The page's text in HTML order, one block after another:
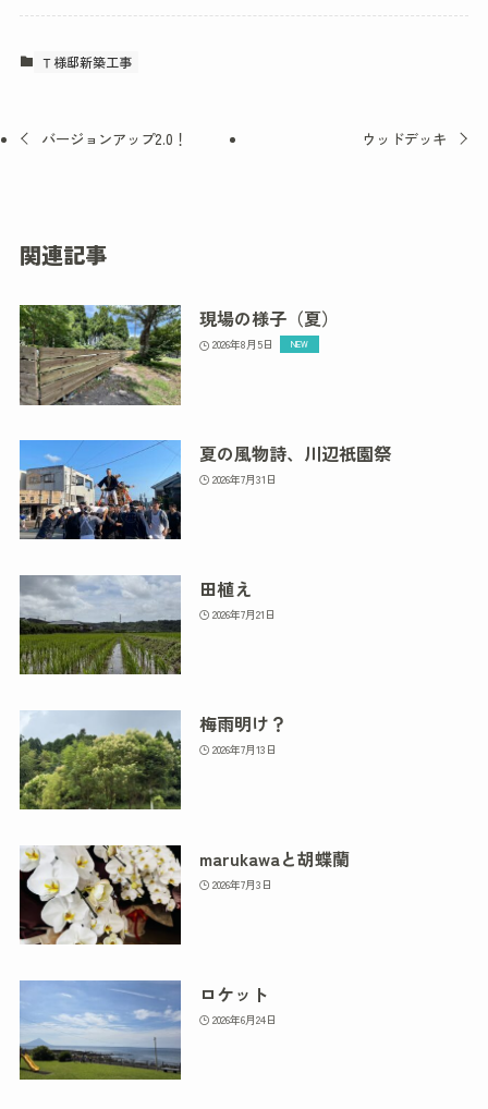
Ｔ様邸新築工事
バージョンアップ2.0！ ウッドデッキ
関連記事
現場の様子（夏）
2026年8月5日
夏の風物詩、川辺祇園祭
2026年7月31日
田植え
2026年7月21日
梅雨明け？
2026年7月13日
marukawaと胡蝶蘭
2026年7月3日
ロケット
2026年6月24日